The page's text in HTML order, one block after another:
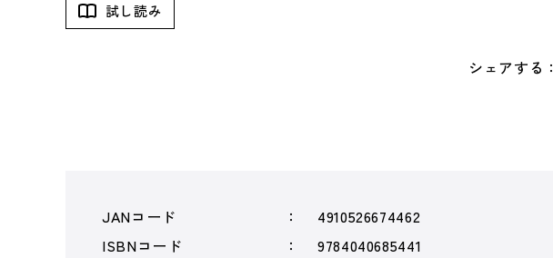
試し読み
シェアする：
JANコード
4910526674462
ISBNコード
9784040685441